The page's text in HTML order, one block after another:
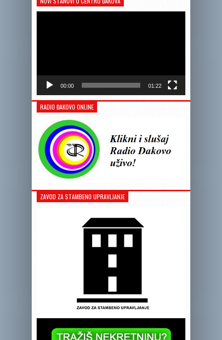
00:00 01:22
RADIO ĐAKOVO ONLINE
ZAVOD ZA STAMBENO UPRAVLJANJE